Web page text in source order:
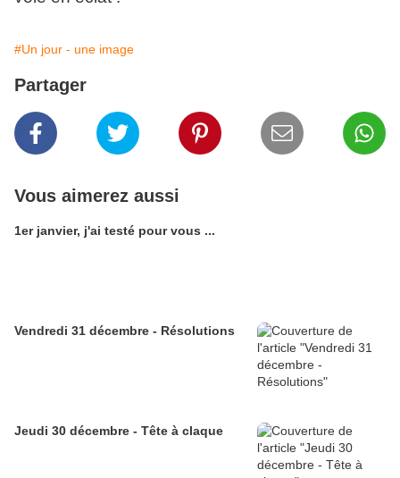
#Un jour - une image
Partager
Vous aimerez aussi
1er janvier, j'ai testé pour vous ...
Vendredi 31 décembre - Résolutions
Jeudi 30 décembre - Tête à claque